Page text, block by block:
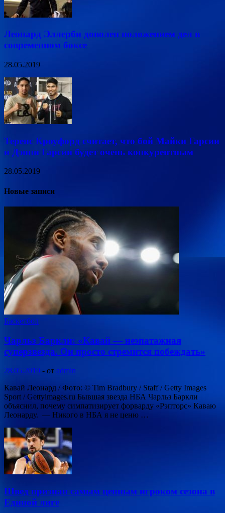
Леонард Эллерби доволен положением дел в
современном боксе
28.05.2019
Теренс Кроуфорд считает, что бой Майки Гарсии
и Дэнни Гарсии будет очень конкурентным
28.05.2019
Новые записи
Баскетбол
Чарльз Баркли: «Кавай — неэпатажная
суперзвезда. Он просто стремится побеждать»
28.05.2019 - от admin
Кавай Леонард / Фото: © Tim Bradbury / Staff / Getty Images
Sport / Gettyimages.ru Бывшая звезда НБА Чарльз Баркли
объяснил, почему симпатизирует форварду «Рэпторс» Каваю
Леонарду. — Никого в НБА я не ценю …
Швед признан самым ценным игроком сезона в
Единой лиге